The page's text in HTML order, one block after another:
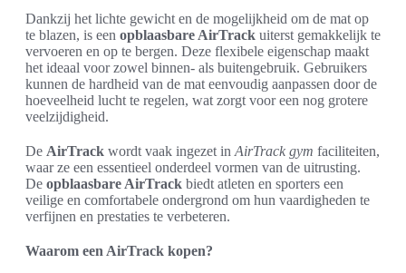
Dankzij het lichte gewicht en de mogelijkheid om de mat op
te blazen, is een opblaasbare AirTrack uiterst gemakkelijk te
vervoeren en op te bergen. Deze flexibele eigenschap maakt
het ideaal voor zowel binnen- als buitengebruik. Gebruikers
kunnen de hardheid van de mat eenvoudig aanpassen door de
hoeveelheid lucht te regelen, wat zorgt voor een nog grotere
veelzijdigheid.
De AirTrack wordt vaak ingezet in AirTrack gym faciliteiten,
waar ze een essentieel onderdeel vormen van de uitrusting.
De opblaasbare AirTrack biedt atleten en sporters een
veilige en comfortabele ondergrond om hun vaardigheden te
verfijnen en prestaties te verbeteren.
Waarom een AirTrack kopen?